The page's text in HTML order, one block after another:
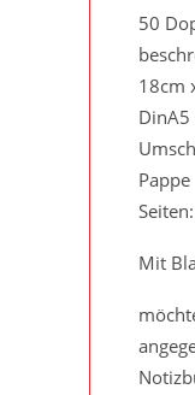
50
18cm
DinA5
Pappe
Mit